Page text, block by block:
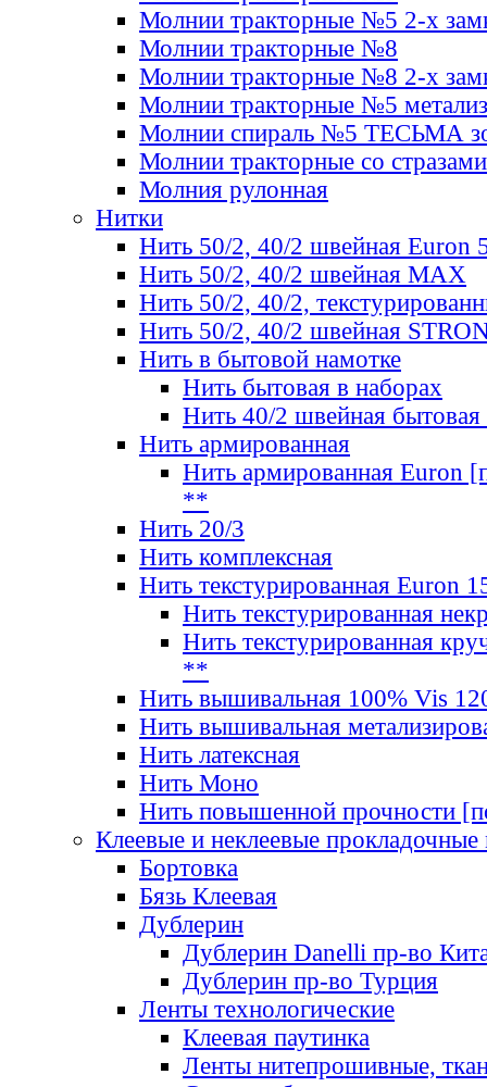
Молнии тракторные №5 2-х
Молнии тракторные №8
Молнии тракторные №8 2-х
Молнии тракторные №5
Молнии спираль №5 ТЕСЬМА
Молнии тракторные со стразами
Молния рулонная
Нитки
Нить 50/2, 40/2 швейная Euron
Нить 50/2, 40/2 швейная МАХ
Нить 50/2, 40/2,
Нить 50/2, 40/2 швейная
Нить в бытовой намотке
Нить бытовая в наборах
Нить 40/2 швейная бытовая
Нить армированная
Нить армированная Euron
**
Нить 20/3
Нить комплексная
Нить текстурированная Euron
Нить текстурированная
Нить текстурированная
**
Нить вышивальная 100% Vis
Нить вышивальная
Нить латексная
Нить Моно
Нить повышенной прочности
Клеевые и неклеевые прокладочные
Бортовка
Бязь Клеевая
Дублерин
Дублерин Danelli пр-во
Дублерин пр-во Турция
Ленты технологические
Клеевая паутинка
Ленты нитепрошивные,